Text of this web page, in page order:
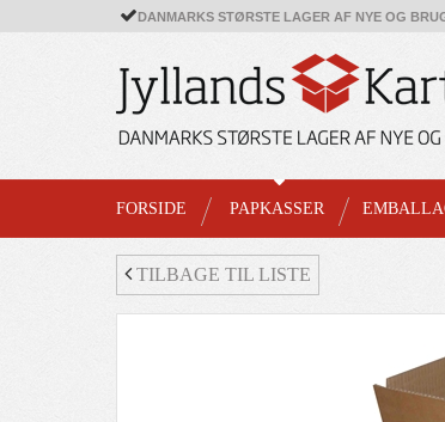
DANMARKS STØRSTE LAGER AF NYE OG
FORSIDE PAPKASSER
TILBAGE TIL LISTE